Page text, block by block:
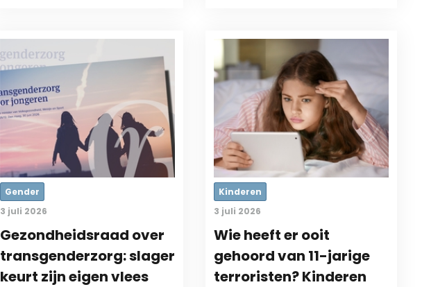
Gender
3 juli 2026
Gezondheidsraad over
transgenderzorg: slager
keurt zijn eigen vlees
Kinderen
3 juli 2026
Wie heeft er ooit
gehoord van 11-jarige
terroristen? Kinderen